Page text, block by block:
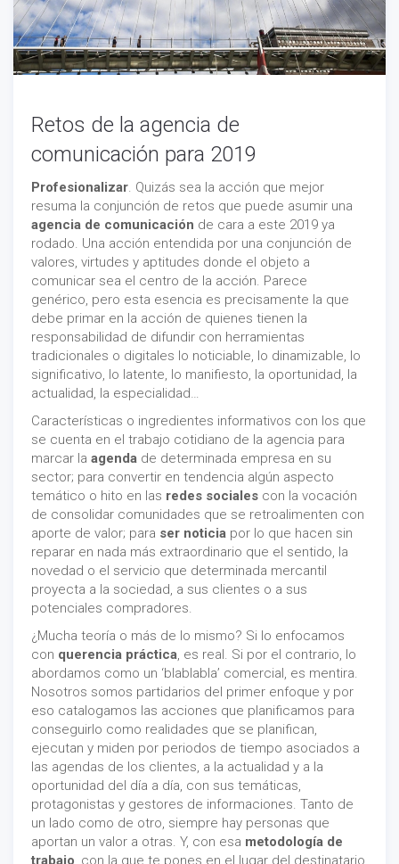
Retos de la agencia de
comunicación para 2019
Profesionalizar. Quizás sea la acción que mejor
resuma la conjunción de retos que puede asumir una
agencia de comunicación de cara a este 2019 ya
rodado. Una acción entendida por una conjunción de
valores, virtudes y aptitudes donde el objeto a
comunicar sea el centro de la acción. Parece
genérico, pero esta esencia es precisamente la que
debe primar en la acción de quienes tienen la
responsabilidad de difundir con herramientas
tradicionales o digitales lo noticiable, lo dinamizable, lo
significativo, lo latente, lo manifiesto, la oportunidad, la
actualidad, la especialidad…
Características o ingredientes informativos con los que
se cuenta en el trabajo cotidiano de la agencia para
marcar la agenda de determinada empresa en su
sector; para convertir en tendencia algún aspecto
temático o hito en las redes sociales con la vocación
de consolidar comunidades que se retroalimenten con
aporte de valor; para ser noticia por lo que hacen sin
reparar en nada más extraordinario que el sentido, la
novedad o el servicio que determinada mercantil
proyecta a la sociedad, a sus clientes o a sus
potenciales compradores.
¿Mucha teoría o más de lo mismo? Si lo enfocamos
con querencia práctica, es real. Si por el contrario, lo
abordamos como un ‘blablabla’ comercial, es mentira.
Nosotros somos partidarios del primer enfoque y por
eso catalogamos las acciones que planificamos para
conseguirlo como realidades que se planifican,
ejecutan y miden por periodos de tiempo asociados a
las agendas de los clientes, a la actualidad y a la
oportunidad del día a día, con sus temáticas,
protagonistas y gestores de informaciones. Tanto de
un lado como de otro, siempre hay personas que
aportan un valor a otras. Y, con esa metodología de
trabajo , con la que te pones en el lugar del destinatario